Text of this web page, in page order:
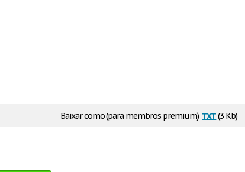
Baixar como (para membros premium) txt(3 Kb)